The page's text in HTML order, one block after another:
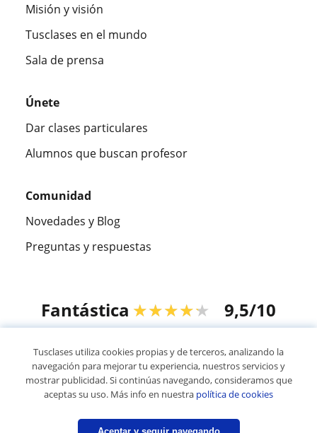
Misión y visión
Tusclases en el mundo
Sala de prensa
Únete
Dar clases particulares
Alumnos que buscan profesor
Comunidad
Novedades y Blog
Preguntas y respuestas
Fantástica ★★★★★ 9,5/10
© 2007 - 2026 Tusclases.com.uy
Mapa web:Profesores particulares
Tusclases utiliza cookies propias y de terceros, analizando la
navegación para mejorar tu experiencia, nuestros servicios y
mostrar publicidad. Si continúas navegando, consideramos que
aceptas su uso. Más info en nuestra política de cookies